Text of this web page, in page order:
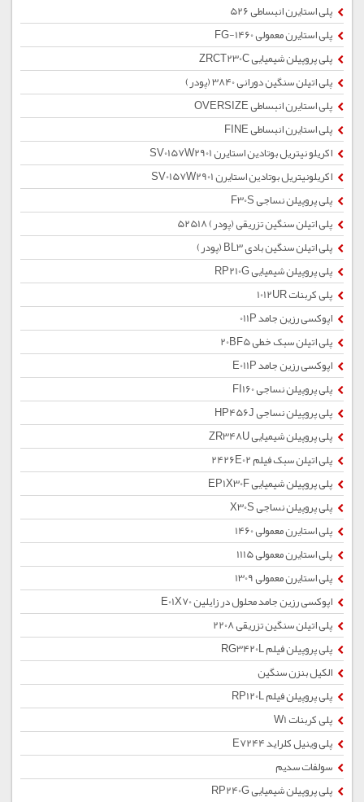
پلی استایرن انبساطی 526
پلی استایرن معمولی 1460-FG
پلی پروپیلن شیمیایی ZRCT230C
پلی اتیلن سنگین دورانی 3840 (پودر)
پلی استایرن انبساطی OVERSIZE
پلی استایرن انبساطی FINE
اکریلو نیتریل بوتادین استایرن SV0157W2901
اکریلونیتریل بوتادین استایرن SV0157W2901
پلی پروپیلن نساجی F30S
پلی اتیلن سنگین تزریقی (پودر) 52518
پلی اتیلن سنگین بادی BL3 (پودر)
پلی پروپیلن شیمیایی RP210G
پلی کربنات 1012UR
اپوکسی رزین جامد 011P
پلی اتیلن سبک خطی 20BF5
اپوکسی رزین جامد E011P
پلی پروپیلن نساجی FI160
پلی پروپیلن نساجی HP456J
پلی پروپیلن شیمیایی ZR348U
پلی اتیلن سبک فیلم 2426E02
پلی پروپیلن شیمیایی EP1X30F
پلی پروپیلن نساجی X30S
پلی استایرن معمولی 1460
پلی استایرن معمولی 1115
پلی استایرن معمولی 1309
اپوکسی رزین جامد محلول در زایلین E01X70
پلی اتیلن سنگین تزریقی 2208
پلی پروپیلن فیلم RG3420L
الکیل بنزن سنگین
پلی پروپیلن فیلم RP120L
پلی کربنات W1
پلی وینیل کلراید E7244
سولفات سدیم
پلی پروپیلن شیمیایی RP240G